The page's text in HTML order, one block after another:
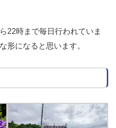
22時まで毎日行われていま
形になると思います。